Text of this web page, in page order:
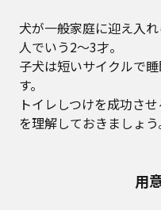
犬が一般家庭に迎え入
人でいう2〜3才。
子犬は短いサイクルで
す。
トイレしつけを成功さ
を理解しておきましょう
用